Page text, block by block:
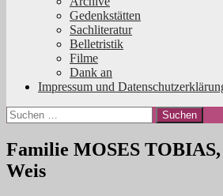
Gedenkstätten
Sachliteratur
Belletristik
Filme
Dank an
Impressum und
Suchen
nach:
Familie MOSES
Weis